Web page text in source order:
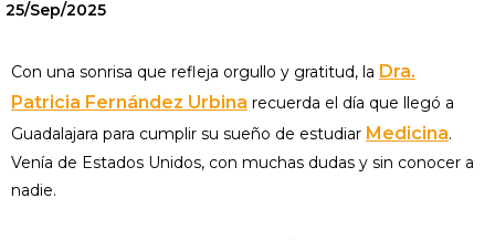
25/Sep/2025
Con una sonrisa que refleja orgullo y gratitud, la Dra.
Patricia Fernández Urbina recuerda el día que llegó a
Guadalajara para cumplir su sueño de estudiar Medicina.
Venía de Estados Unidos, con muchas dudas y sin conocer a
nadie.